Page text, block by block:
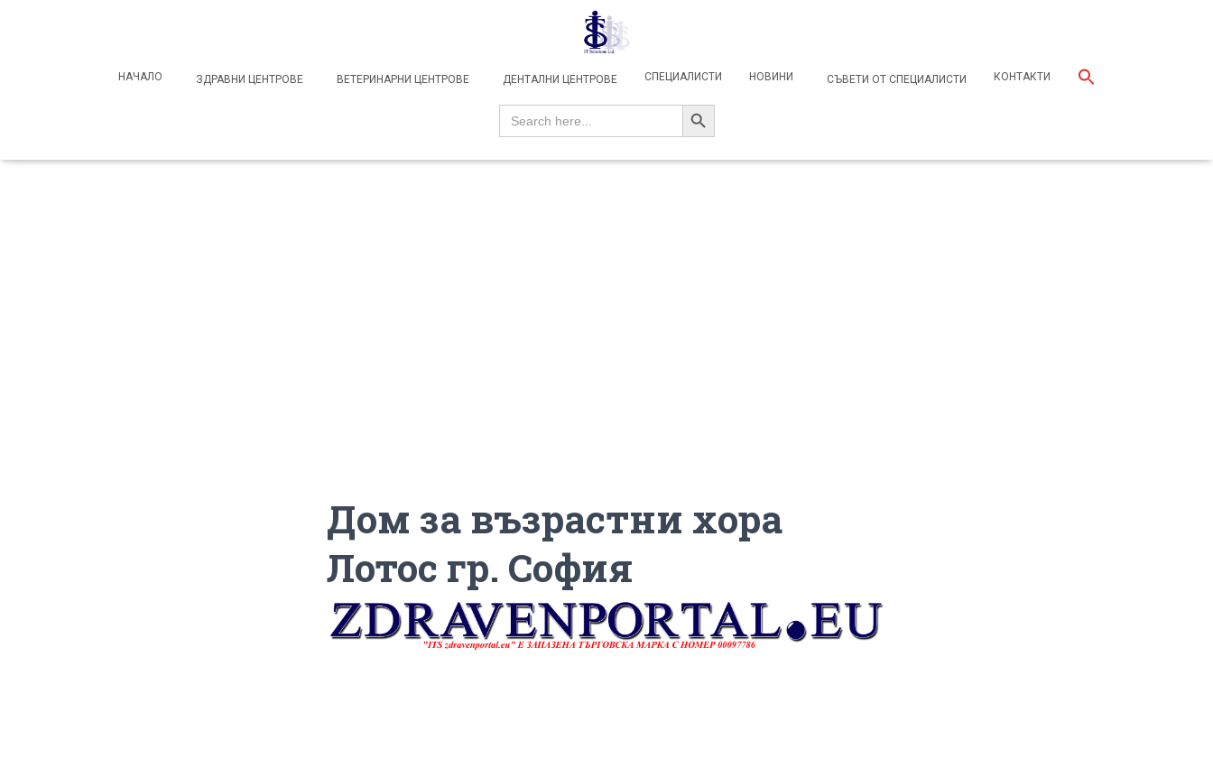
НАЧАЛО ЗДРАВНИ ЦЕНТРОВЕ ВЕТЕРИНАРНИ ЦЕНТРОВЕ ДЕНТАЛНИ ЦЕНТРОВЕ СПЕЦИАЛИСТИ НОВИНИ СЪВЕТИ ОТ СПЕЦИАЛИСТИ КОНТАКТИ
Search
SEARCH BUTTON
Дом за възрастни хора
Лотос гр. София